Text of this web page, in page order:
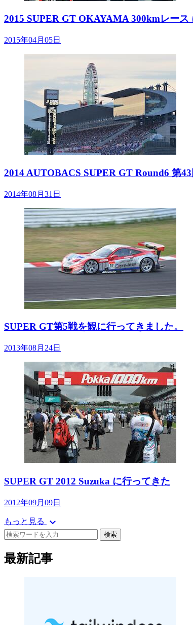
2015 SUPER GT OKAYAMA 300kmレー
2015年04月05日
2014 AUTOBACS SUPER GT Round6 第
2014年08月31日
SUPER GT第5戦を観に行ってきました。
2013年08月24日
SUPER GT 2012 Suzuka に行ってきた
2012年09月09日
もっと見る expand_more
検索
最新記事